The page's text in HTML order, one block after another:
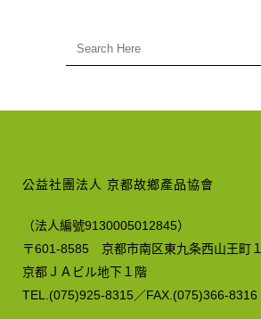
公益社團法人 京都故鄉產品協會
（法人編號9130005012845）
〒601-8585 京都市南区東九条西山王町
京都ＪＡビル地下１階
TEL.(075)925-8315／FAX.(075)366-8316